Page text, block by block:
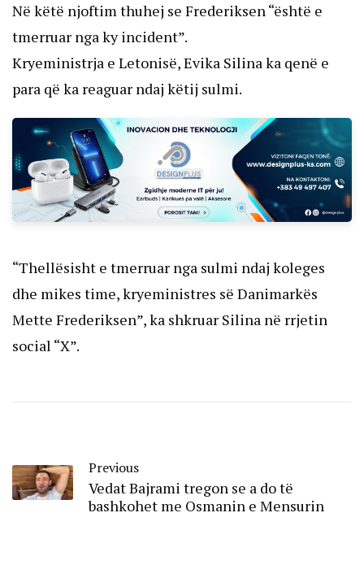
Në këtë njoftim thuhej se Frederiksen “është e
tmerruar nga ky incident”.
Kryeministrja e Letonisë, Evika Silina ka qenë e
para që ka reaguar ndaj këtij sulmi.
“Thellësisht e tmerruar nga sulmi ndaj koleges
dhe mikes time, kryeministres së Danimarkës
Mette Frederiksen”, ka shkruar Silina në rrjetin
social “X”.
Previous
Vedat Bajrami tregon se a do të
bashkohet me Osmanin e Mensurin